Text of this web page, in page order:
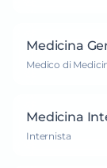
Medicina
Medico di
Medicina
Internista